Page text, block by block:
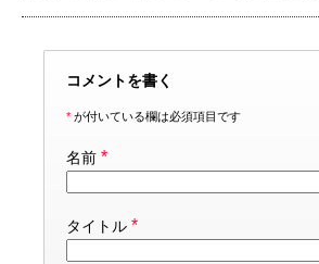
コメントを書く
* が付いている欄は必須項目です
名前 *
タイトル *